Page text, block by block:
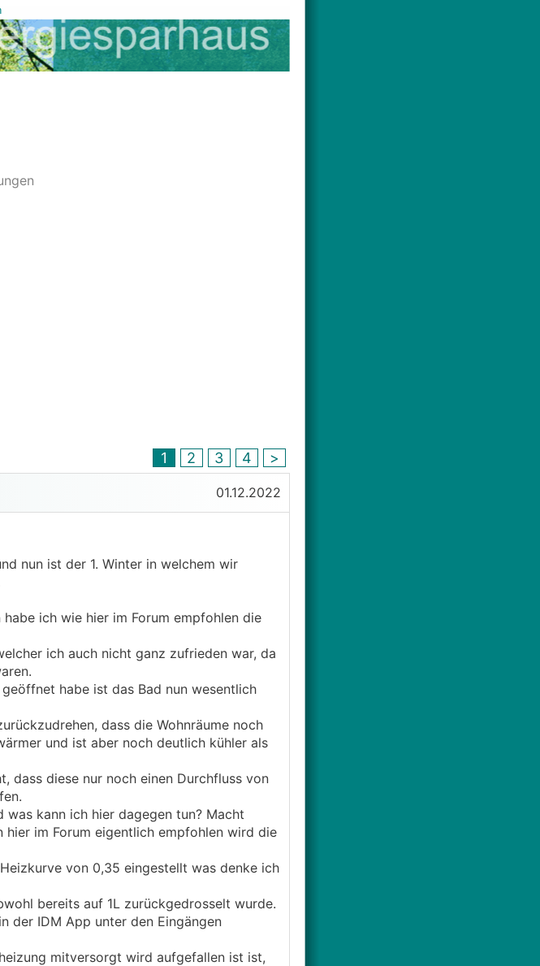
1 2 3 4 >
01.12.2022
nun ist der 1. Winter in welchem wir
ich wie hier im Forum empfohlen die
ich auch nicht ganz zufrieden war, da
habe ist das Bad nun wesentlich
dass die Wohnräume noch
und ist aber noch deutlich kühler als
dass diese nur noch einen Durchfluss von
kann ich hier dagegen tun? Macht
im Forum eigentlich empfohlen wird die
von 0,35 eingestellt was denke ich
bereits auf 1L zurückgedrosselt wurde.
der IDM App unter den Eingängen
mitversorgt wird aufgefallen ist ist,